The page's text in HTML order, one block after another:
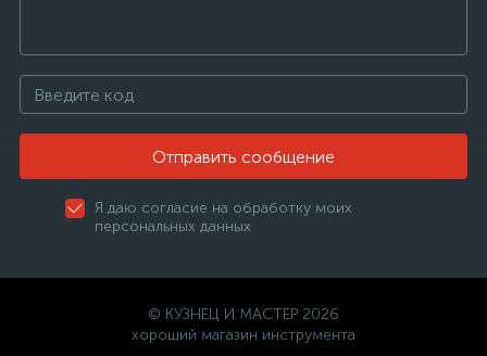
Отправить сообщение
Я даю согласие на обработку моих
персональных данных
© КУЗНЕЦ И МАСТЕР 2026
хороший магазин инструмента